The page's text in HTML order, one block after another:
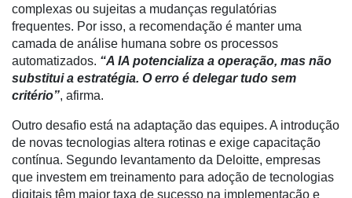
Tecprime
Agro
Lean
Way
Consulting
Manager
ONE
complexas ou sujeitas a mudanças regulatórias
frequentes. Por isso, a recomendação é manter uma
camada de análise humana sobre os processos
automatizados. “A IA potencializa a operação, mas não
substitui a estratégia. O erro é delegar tudo sem
critério”, afirma.
Outro desafio está na adaptação das equipes. A introdução
de novas tecnologias altera rotinas e exige capacitação
contínua. Segundo levantamento da Deloitte, empresas
que investem em treinamento para adoção de tecnologias
digitais têm maior taxa de sucesso na implementação e